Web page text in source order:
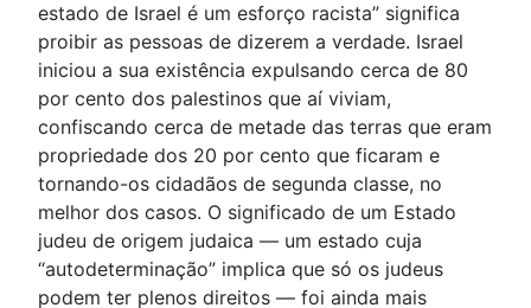
estado de Israel é um esforço racista” significa
proibir as pessoas de dizerem a verdade. Israel
iniciou a sua existência expulsando cerca de 80
por cento dos palestinos que aí viviam,
confiscando cerca de metade das terras que eram
propriedade dos 20 por cento que ficaram e
tornando-os cidadãos de segunda classe, no
melhor dos casos. O significado de um Estado
judeu de origem judaica — um estado cuja
“autodeterminação” implica que só os judeus
podem ter plenos direitos — foi ainda mais